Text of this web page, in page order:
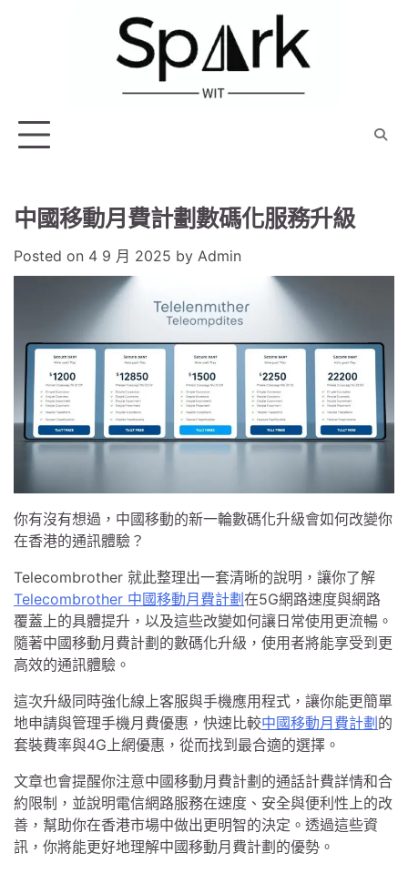
中國移動月費計劃數碼化服務升級
Posted on 4 9 月 2025 by Admin
你有沒有想過，中國移動的新一輪數碼化升級會如何改變你
在香港的通訊體驗？
Telecombrother 就此整理出一套清晰的說明，讓你了解
Telecombrother 中國移動月費計劃在5G網路速度與網路
覆蓋上的具體提升，以及這些改變如何讓日常使用更流暢。
隨著中國移動月費計劃的數碼化升級，使用者將能享受到更
高效的通訊體驗。
這次升級同時強化線上客服與手機應用程式，讓你能更簡單
地申請與管理手機月費優惠，快速比較中國移動月費計劃的
套裝費率與4G上網優惠，從而找到最合適的選擇。
文章也會提醒你注意中國移動月費計劃的通話計費詳情和合
約限制，並說明電信網路服務在速度、安全與便利性上的改
善，幫助你在香港市場中做出更明智的決定。透過這些資
訊，你將能更好地理解中國移動月費計劃的優勢。